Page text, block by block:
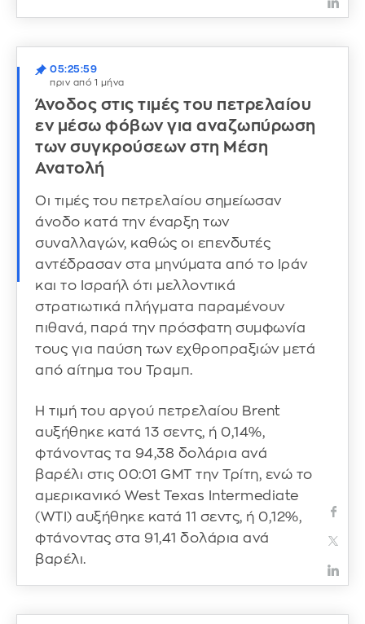
05:25:59
πριν από 1 μήνα
Άνοδος στις τιμές του πετρελαίου
εν μέσω φόβων για αναζωπύρωση
των συγκρούσεων στη Μέση
Ανατολή
Οι τιμές του πετρελαίου σημείωσαν
άνοδο κατά την έναρξη των
συναλλαγών, καθώς οι επενδυτές
αντέδρασαν στα μηνύματα από το Ιράν
και το Ισραήλ ότι μελλοντικά
στρατιωτικά πλήγματα παραμένουν
πιθανά, παρά την πρόσφατη συμφωνία
τους για παύση των εχθροπραξιών μετά
από αίτημα του Τραμπ.
Η τιμή του αργού πετρελαίου Brent
αυξήθηκε κατά 13 σεντς, ή 0,14%,
φτάνοντας τα 94,38 δολάρια ανά
βαρέλι στις 00:01 GMT την Τρίτη, ενώ το
αμερικανικό West Texas Intermediate
(WTI) αυξήθηκε κατά 11 σεντς, ή 0,12%,
φτάνοντας στα 91,41 δολάρια ανά
βαρέλι.